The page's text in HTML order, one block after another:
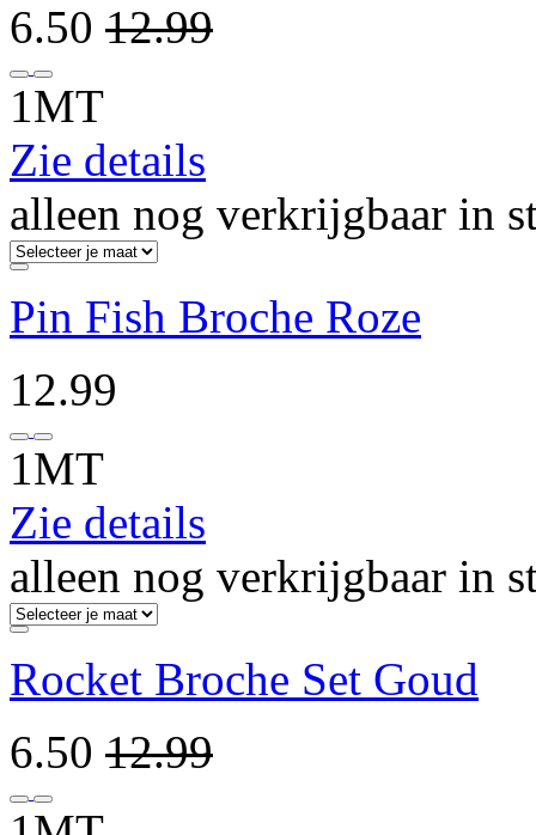
6.50 12.99
1MT
Zie details
alleen nog verkrijgbaar in
Pin Fish Broche Roze
12.99
1MT
Zie details
alleen nog verkrijgbaar in
Rocket Broche Set Goud
6.50 12.99